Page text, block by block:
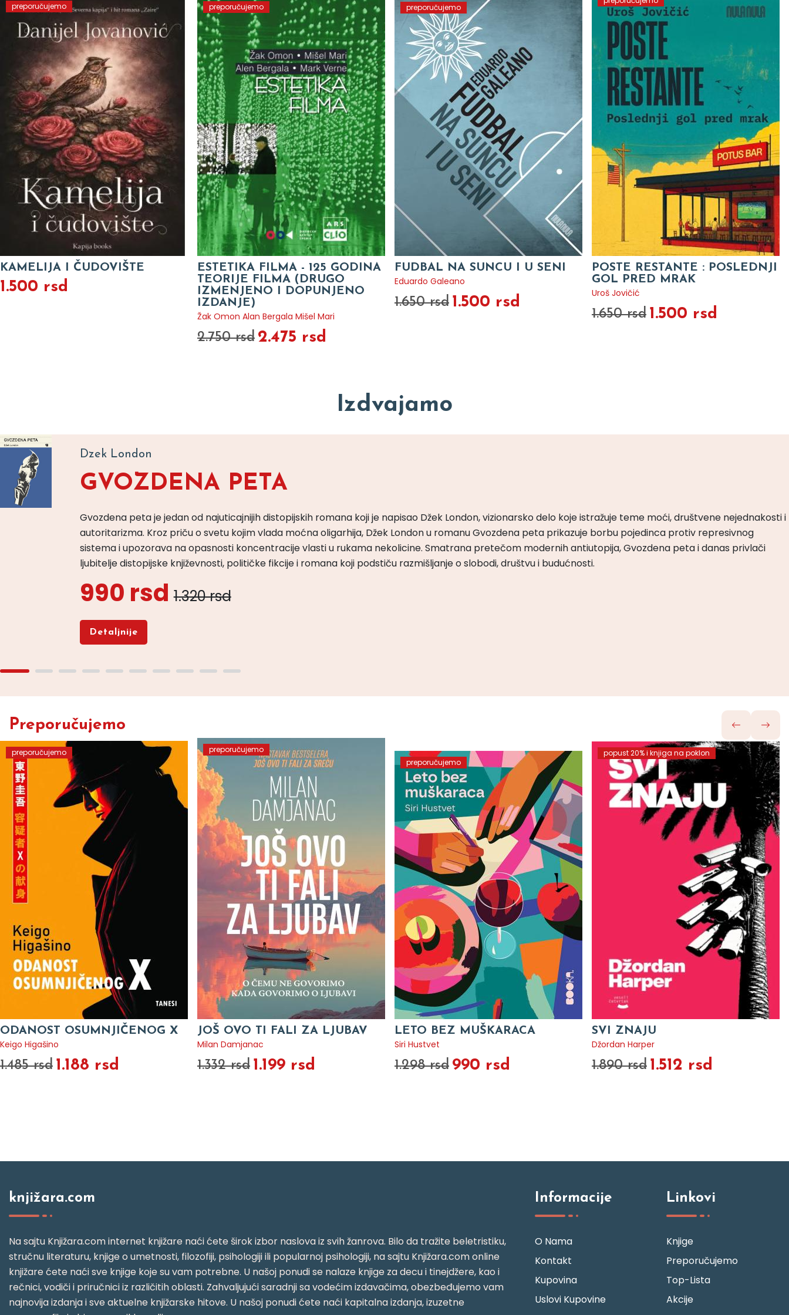
preporučujemo
KAMELIJA I ČUDOVIŠTE
1.500 rsd
preporučujemo
ESTETIKA FILMA - 125 GODINA
TEORIJE FILMA (DRUGO
IZMENJENO I DOPUNJENO
IZDANJE)
Žak Omon Alan Bergala Mišel Mari
2.750 rsd 2.475 rsd
preporučujemo
FUDBAL NA SUNCU I U SENI
Eduardo Galeano
1.650 rsd 1.500 rsd
POSTE RESTANTE : POSLEDNJI
GOL PRED MRAK
Uroš Jovičić
1.650 rsd 1.500 rsd
Izdvajamo
Dzek London
GVOZDENA PETA
Gvozdena peta je jedan od najuticajnijih distopijskih romana koji je napisao Džek London, vizionarsko delo koje istražuje teme moći, društvene nejednakosti i
autoritarizma. Kroz priču o svetu kojim vlada moćna oligarhija, Džek London u romanu Gvozdena peta prikazuje borbu pojedinca protiv represivnog
sistema i upozorava na opasnosti koncentracije vlasti u rukama nekolicine. Smatrana pretečom modernih antiutopija, Gvozdena peta i danas privlači
ljubitelje distopijske književnosti, političke fikcije i romana koji podstiču razmišljanje o slobodi, društvu i budućnosti.
990 rsd 1.320 rsd
Detaljnije
Preporučujemo
preporučujemo
ODANOST OSUMNJIČENOG X
Keigo Higašino
1.485 rsd 1.188 rsd
preporučujemo
JOŠ OVO TI FALI ZA LJUBAV
Milan Damjanac
1.332 rsd 1.199 rsd
preporučujemo
LETO BEZ MUŠKARACA
Siri Hustvet
1.298 rsd 990 rsd
popust 20% i knjiga na poklon
SVI ZNAJU
Džordan Harper
1.890 rsd 1.512 rsd
knjižara.com
Na sajtu Knjižara.com internet knjižare naći ćete širok izbor naslova iz svih žanrova. Bilo da tražite beletristiku,
stručnu literaturu, knjige o umetnosti, filozofiji, psihologiji ili popularnoj psihologiji, na sajtu Knjižara.com online
knjižare ćete naći sve knjige koje su vam potrebne. U našoj ponudi se nalaze knjige za decu i tinejdžere, kao i
rečnici, vodiči i priručnici iz različitih oblasti. Zahvaljujući saradnji sa vodećim izdavačima, obezbeđujemo vam
najnovija izdanja i sve aktuelne knjižarske hitove. U našoj ponudi ćete naći kapitalna izdanja, izuzetne
Informacije
O Nama
Kontakt
Kupovina
Uslovi Kupovine
Linkovi
Knjige
Preporučujemo
Top-Lista
Akcije